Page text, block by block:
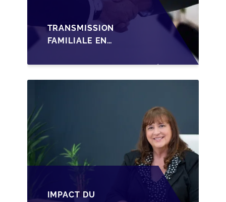
TRANSMISSION
FAMILIALE EN
STRUCTURER LA
CESSION DES PARTS
IMPACT DU